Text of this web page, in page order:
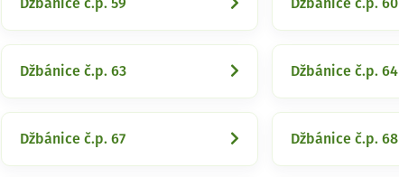
Džbánice č.p. 59 Džbánice č.p. 60
Džbánice č.p. 63 Džbánice č.p. 64
Džbánice č.p. 67 Džbánice č.p. 68